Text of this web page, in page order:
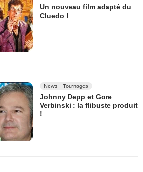
Un nouveau film adapté du
Cluedo !
News - Tournages
Johnny Depp et Gore
Verbinski : la flibuste produit
!